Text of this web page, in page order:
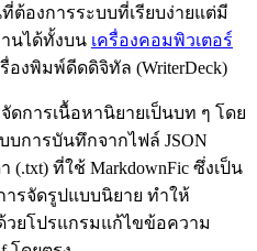
ต้องการระบบที่เรียบง่ายแต่มี
นได้ทั้งบน เครื่องคอมพิวเตอร์
องพิมพ์ดีดดิจิทัล (WriterDeck)
ดการเนื้อหานิยายเป็นบท ๆ โดย
บการบันทึกจากไฟล์ JSON
ที่ใช้ MarkdownFic ซึ่งเป็น
รจัดรูปแบบนิยาย ทำให้
วยโปรแกรมแก้ไขข้อความ